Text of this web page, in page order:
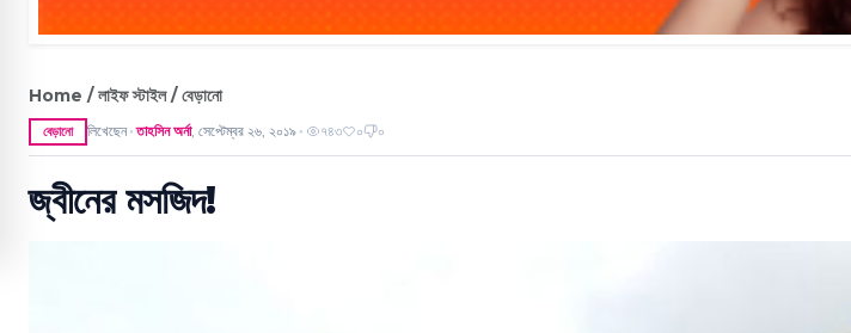
Home / লাইফ স্টাইল / বেড়ানো
বেড়ানো লিখেছেন ● তাহসিন অর্না, সেপ্টেম্বর ২৬, ২০১৯ ● ৭৪৩ ০ ০
জ্বীনের মসজিদ!